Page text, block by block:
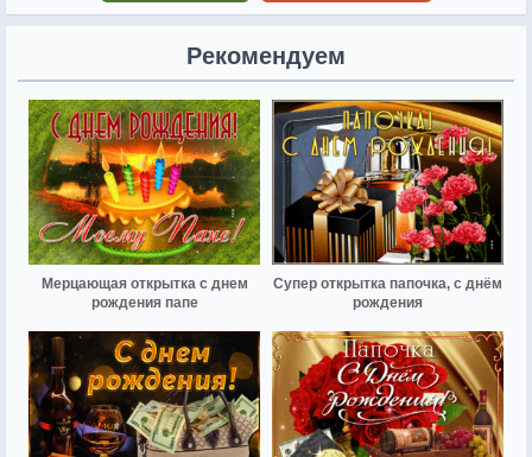
Рекомендуем
Мерцающая открытка с днем
рождения папе
Супер открытка папочка, с днём
рождения